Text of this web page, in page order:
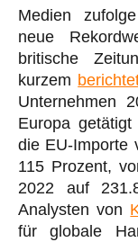
Medien
neue
britische
kurzem
Unternehmen
Europa
die EU-Importe
115 Prozent,
2022 auf
Analysten von
für globale